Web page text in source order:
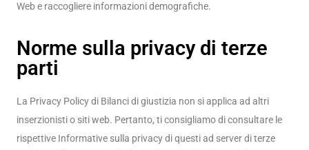
Web e raccogliere informazioni demografiche.
Norme sulla privacy di terze
parti
La Privacy Policy di Bilanci di giustizia non si applica ad altri
inserzionisti o siti web. Pertanto, ti consigliamo di consultare le
rispettive Informative sulla privacy di questi ad server di terze